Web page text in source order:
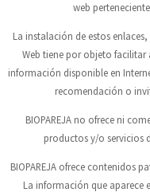
web
La instalación de estos
Web tiene por objeto facilitar
información disponible en
recomendación o
BIOPAREJAno ofrece ni
productos y/o servicios
BIOPAREJAofrece contenidos
La información que aparece